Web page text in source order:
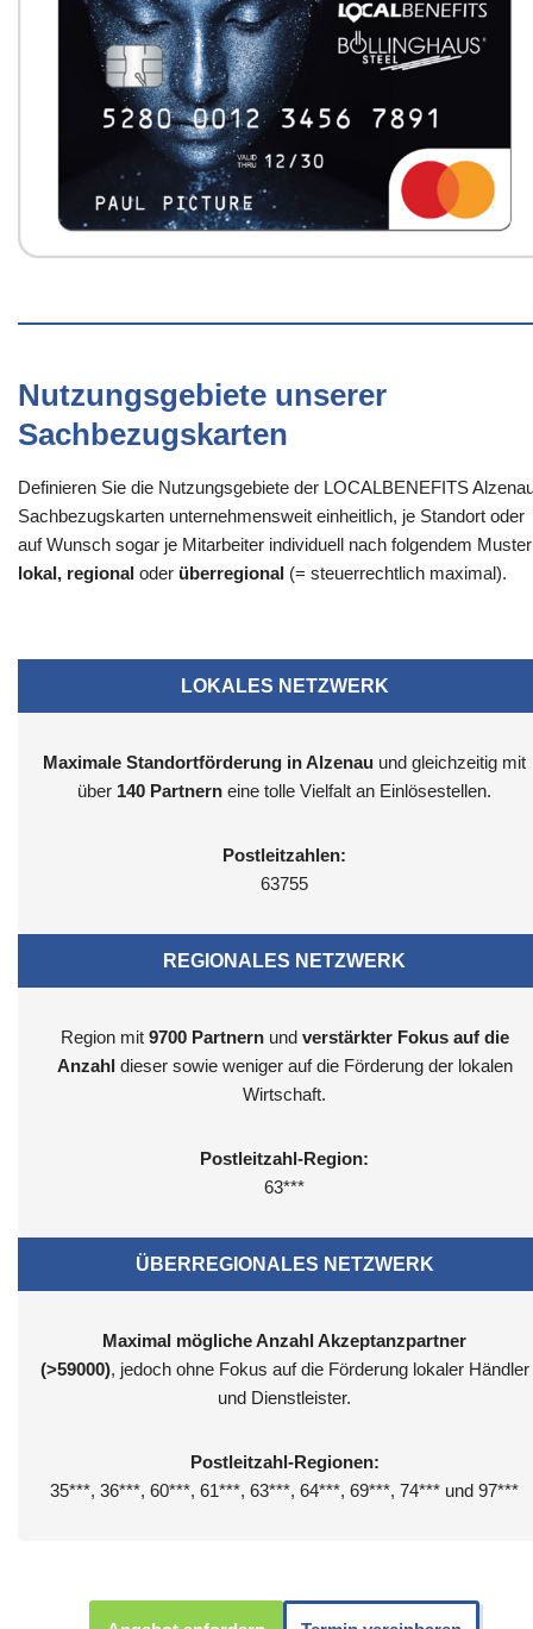
Nutzungsgebiete unserer
Sachbezugskarten
Definieren Sie die Nutzungsgebiete der LOCALBENEFITS
Sachbezugskarten unternehmensweit einheitlich, je Standort oder
auf Wunsch sogar je Mitarbeiter individuell nach folgendem
lokal, regional oder überregional (= steuerrechtlich maximal).
LOKALES NETZWERK
Maximale Standortförderung in Alzenau und gleichzeitig mit
über 140 Partnern eine tolle Vielfalt an Einlösestellen.
Postleitzahlen:
63755
REGIONALES NETZWERK
Region mit 9700 Partnernund verstärkter Fokus auf die
Anzahl dieser sowie weniger auf die Förderung der lokalen
Wirtschaft.
Postleitzahl-Region:
63***
ÜBERREGIONALES NETZWERK
Maximal mögliche Anzahl Akzeptanzpartner
(>59000), jedoch ohne Fokus auf die Förderung lokaler Händler
und Dienstleister.
Postleitzahl-Regionen:
35***, 36***, 60***, 61***, 63***, 64***, 69***, 74*** und 97***